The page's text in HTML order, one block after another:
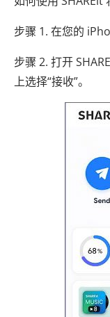
步骤 1. 在您的
步骤 2. 打开
上选择“接收”。